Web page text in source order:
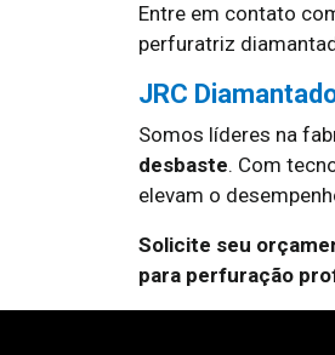
Entre em contato
perfuratriz
JRC
Somos líderes na
desbaste. Com
elevam o
Solicite seu
para perfuração